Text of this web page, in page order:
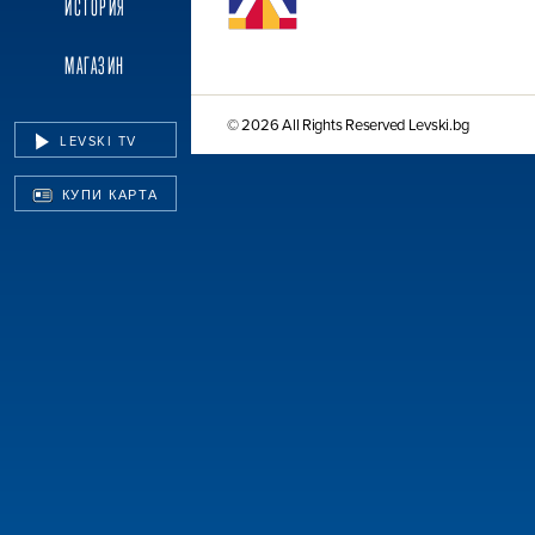
ИСТОРИЯ
МАГАЗИН
LEVSKI TV
КУПИ КАРТА
© 2026 All Rights Reserved Levski.bg